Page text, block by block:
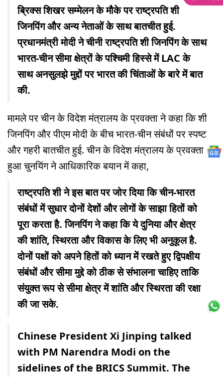
ब्रिक्स शिखर सम्मेलन के मौके पर राष्ट्रपति शी
जिनपिंग और अन्य नेताओं के साथ बातचीत हुई.
प्रधानमंत्री मोदी ने चीनी राष्ट्रपति शी जिनपिंग के साथ
भारत-चीन सीमा क्षेत्रों के पश्चिमी हिस्से में LAC के
साथ अनसुलझे मुद्दों पर भारत की चिंताओं के बारे में बात
की.
मामले पर चीन के विदेश मंत्रालय के प्रवक्ता ने कहा कि शी
जिनपिंग और पीएम मोदी के बीच भारत-चीन संबंधों पर स्पष्ट
और गहरी बातचीत हुई. चीन के विदेश मंत्रालय के प्रवक्ता
हुआ चुनयिंग ने आधिकारिक बयान में कहा,
राष्ट्रपति शी ने इस बात पर जोर दिया कि चीन-भारत
संबंधों में सुधार दोनों देशों और लोगों के साझा हितों को
पूरा करता है. जिनपिंग ने कहा कि ये दुनिया और क्षेत्र
की शांति, स्थिरता और विकास के लिए भी अनुकूल है.
दोनों पक्षों को अपने हितों को ध्यान में रखते हुए द्विपक्षीय
संबंधों और सीमा मुद्दे को ठीक से संभालना चाहिए ताकि
संयुक्त रूप से सीमा क्षेत्र में शांति और स्थिरता की रक्षा
की जा सके.
Chinese President Xi Jinping talked
with PM Narendra Modi on the
sidelines of the BRICS Summit. The